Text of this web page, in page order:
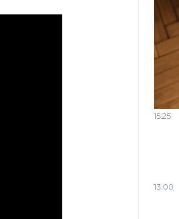
15:25
13:00